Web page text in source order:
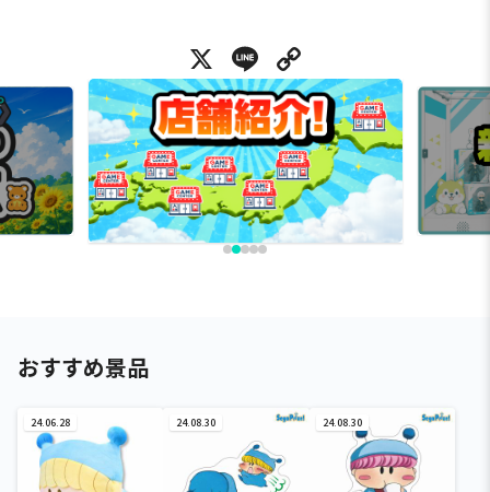
X Line
おすすめ景品
24.06.28 24.08.30 24.08.30